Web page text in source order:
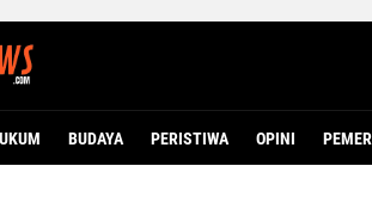
BUDAYA PERISTIWA OPINI